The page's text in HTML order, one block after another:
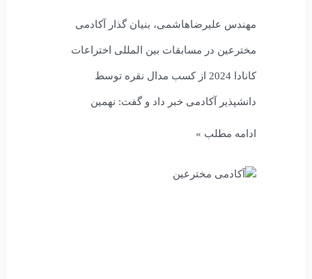
مهندس علیرضاهاشمی، بنیان گذار آکادمی
مخترعین در مسابقات بین المللی اختراعات
کانادا 2024 از کسب مدال نقره توسط
دانشپذیر آکادمی خبر داد و گفت: نهمین
ادامه مطلب »